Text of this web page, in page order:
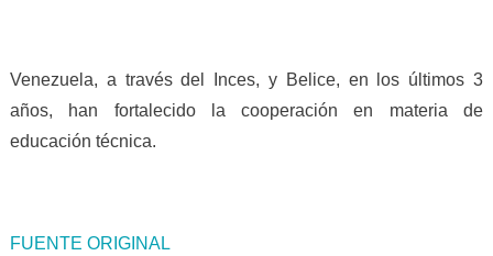
Venezuela, a través del Inces, y Belice, en los últimos 3
años, han fortalecido la cooperación en materia de
educación técnica.
FUENTE ORIGINAL